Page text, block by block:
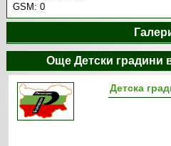
GSM:0
Още Детски градини
Детска